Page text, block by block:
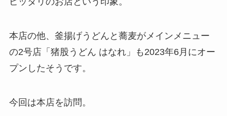
本店の他、釜揚げうどんと蕎麦がメインメニュー
の2号店「猪股うどん はなれ」も2023年6月にオー
プンしたそうです。
今回は本店を訪問。